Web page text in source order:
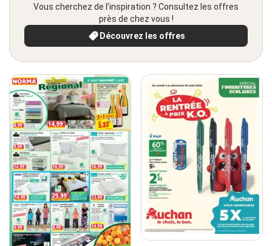
Vous cherchez de l’inspiration ? Consultez les offres
près de chez vous !
Découvrez les offres